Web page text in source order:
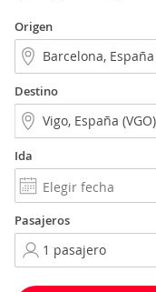
Origen
Destino
Ida
Pasajeros